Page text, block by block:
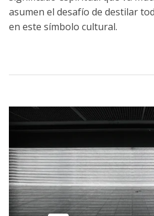
asumen el desafío de destilar
en este símbolo cultural.